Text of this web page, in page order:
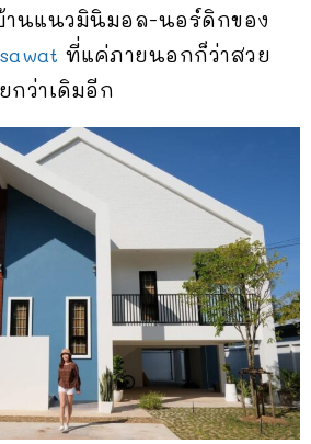
านแนวมินิมอล-นอร์ดิกของ
ที่แค่ภายนอกก็ว่าสวย
กว่าเดิมอีก